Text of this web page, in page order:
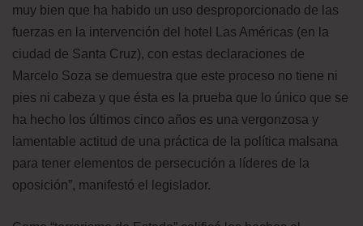
muy bien que ha habido un uso desproporcionado de las
fuerzas en la intervención del hotel Las Américas (en la
ciudad de Santa Cruz), con estas declaraciones de
Marcelo Soza se demuestra que este proceso no tiene ni
pies ni cabeza y que ésta es la prueba que lo único que se
ha hecho los últimos cinco años es una vergonzosa y
lamentable actitud de una práctica de la política malsana
para tener elementos de persecución a líderes de la
oposición”, manifestó el legislador.